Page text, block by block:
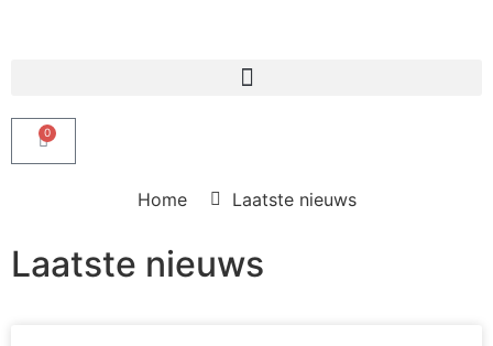
0
Home Laatste nieuws
Laatste nieuws